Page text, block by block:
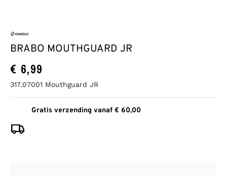
BRABO MOUTHGUARD JR
€ 6,99
317.07001 Mouthguard JR
Gratis verzending vanaf € 60,00